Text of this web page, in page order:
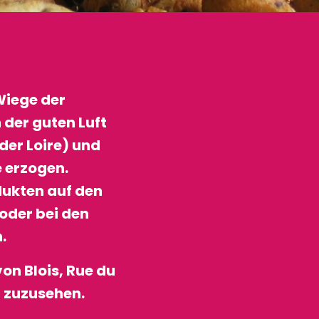
der
der guten Luft
Loire) und
auf den
bei den
Blois, Rue du